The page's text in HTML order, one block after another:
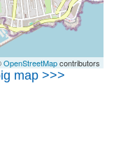
OpenStreetMapcontributors
map >>>